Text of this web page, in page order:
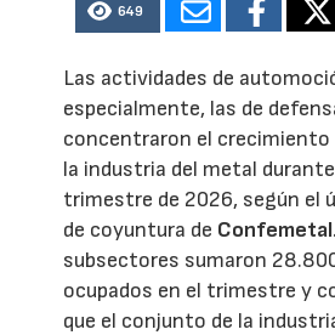
649
Las actividades de
especialmente, las de
concentraron el crecimiento
la industria del metal
trimestre de 2026, según el
de coyuntura de Confemetal
subsectores sumaron
ocupados en el trimestre y
que el conjunto de la